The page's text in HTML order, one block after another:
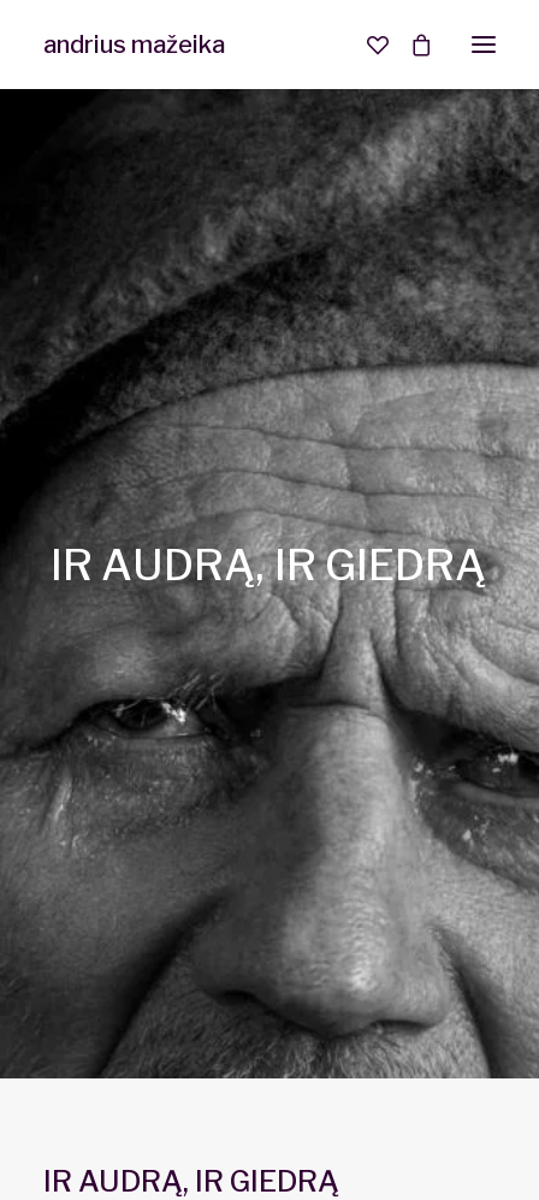
andrius mažeika
Interjero ir NT fotografija
Asmeninė fotosesija
IR AUDRĄ,IRGIEDRĄ
IR AUDRĄ, IR GIEDRĄ